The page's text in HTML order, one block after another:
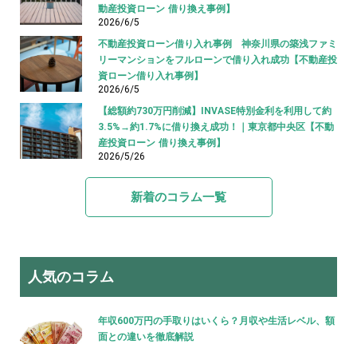
動産投資ローン 借り換え事例】
2026/6/5
不動産投資ローン借り入れ事例 神奈川県の築浅ファミ
リーマンションをフルローンで借り入れ成功【不動産投
資ローン借り入れ事例】
2026/6/5
【総額約730万円削減】INVASE特別金利を利用して約
3.5%→約1.7%に借り換え成功！｜東京都中央区【不動
産投資ローン 借り換え事例】
2026/5/26
新着のコラム一覧
人気のコラム
年収600万円の手取りはいくら？月収や生活レベル、額
面との違いを徹底解説